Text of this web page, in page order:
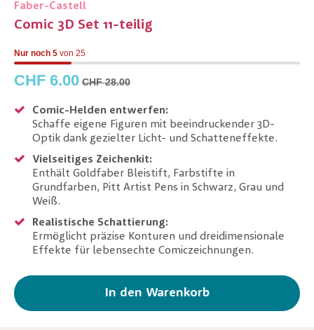
Faber-Castell
Comic 3D Set 11-teilig
Nur noch 5 von 25
CHF 6.00 CHF 28.00
Comic-Helden entwerfen:
Schaffe eigene Figuren mit beeindruckender 3D-
Optik dank gezielter Licht- und Schatteneffekte.
Vielseitiges Zeichenkit:
Enthält Goldfaber Bleistift, Farbstifte in
Grundfarben, Pitt Artist Pens in Schwarz, Grau und
Weiß.
Realistische Schattierung:
Ermöglicht präzise Konturen und dreidimensionale
Effekte für lebensechte Comiczeichnungen.
In den Warenkorb